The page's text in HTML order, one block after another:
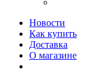
Новости
Как купить
Доставка
О магазине